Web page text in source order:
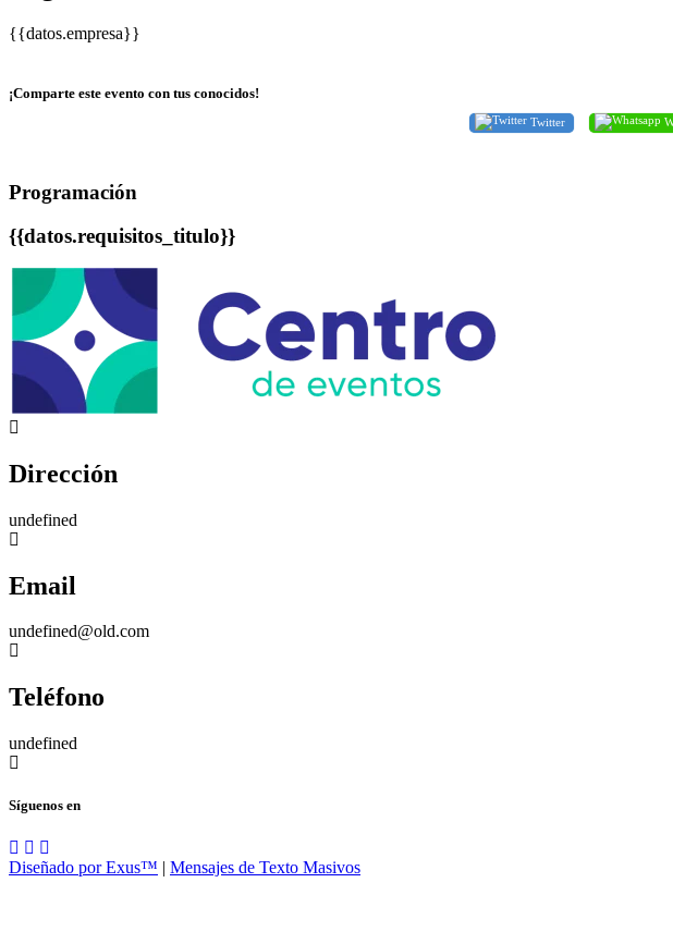
{{datos.empresa}}
¡Comparte este evento con tus conocidos!
Twitter
Programación
{{datos.requisitos_titulo}}
Dirección
undefined
Email
undefined@old.com
Teléfono
undefined
Síguenos en
Diseñado por Exus™ | Mensajes de Texto Masivos